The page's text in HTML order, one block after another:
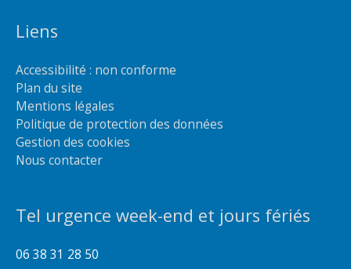
Liens
Accessibilité : non conforme
Plan du site
Mentions légales
Politique de protection des données
Gestion des cookies
Nous contacter
Tel urgence week-end et jours fériés
06 38 31 28 50